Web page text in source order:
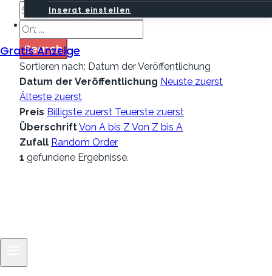
Inserat einstellen
Mein Konto
Gratis Anzeige
Search
Sortieren nach: Datum der Veröffentlichung
Datum der Veröffentlichung Neuste zuerst
Älteste zuerst
Preis Billigste zuerst Teuerste zuerst
ÜberschriftVon A bis Z Von Z bis A
Zufall Random Order
1 gefundene Ergebnisse.